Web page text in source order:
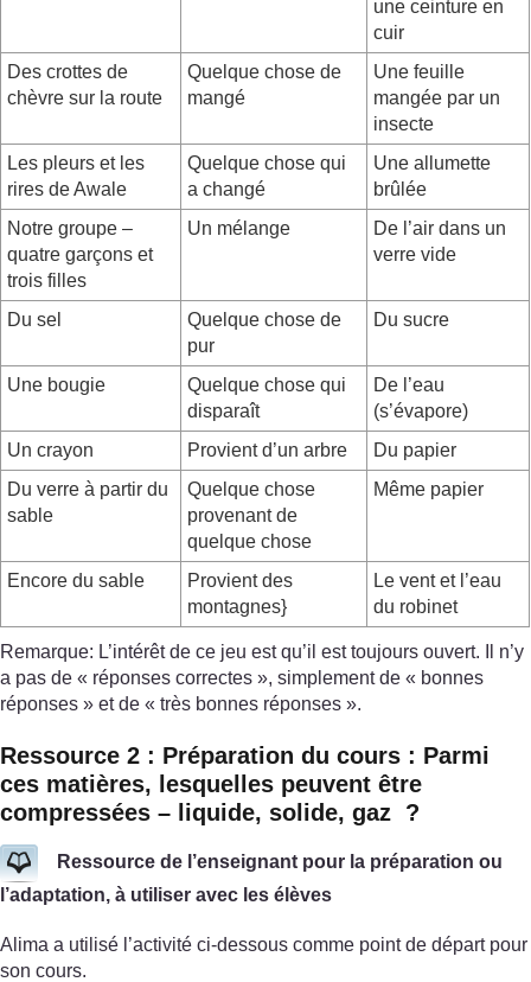
une ceinture en
cuir
Des crottes de
chèvre sur la route
Quelque chose de
mangé
Une feuille
mangée par un
insecte
Les pleurs et les
rires de Awale
Quelque chose qui
a changé
Une allumette
brûlée
Notre groupe –
quatre garçons et
trois filles
Un mélange
De l’air dans un
verre vide
Du sel
Quelque chose de
pur
Du sucre
Une bougie
Quelque chose qui
disparaît
De l’eau
(s’évapore)
Un crayon
Provient d’un arbre
Du papier
Du verre à partir du
sable
Quelque chose
provenant de
quelque chose
Même papier
Encore du sable
Provient des
montagnes}
Le vent et l’eau
du robinet
Remarque: L’intérêt de ce jeu est qu’il est toujours ouvert. Il n’y
a pas de « réponses correctes », simplement de « bonnes
réponses » et de « très bonnes réponses ».
Ressource 2 : Préparation du cours : Parmi
ces matières, lesquelles peuvent être
compressées – liquide, solide, gaz ?
Ressource de l’enseignant pour la préparation ou
l’adaptation, à utiliser avec les élèves
Alima a utilisé l’activité ci-dessous comme point de départ pour
son cours.